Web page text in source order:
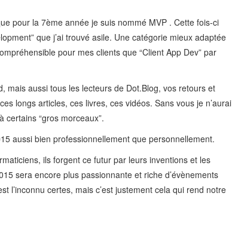
pour la 7ème année je suis nommé MVP . Cette fois-ci
que j’ai trouvé asile. Une catégorie mieux adaptée
pour mes clients que “Client App Dev” par
mais aussi tous les lecteurs de Dot.Blog, vos retours et
longs articles, ces livres, ces vidéos. Sans vous je n’aurai
certains “gros morceaux”.
aussi bien professionnellement que personnellement.
ils forgent ce futur par leurs inventions et les
sera encore plus passionnante et riche d’évènements
l’inconnu certes, mais c’est justement cela qui rend notre